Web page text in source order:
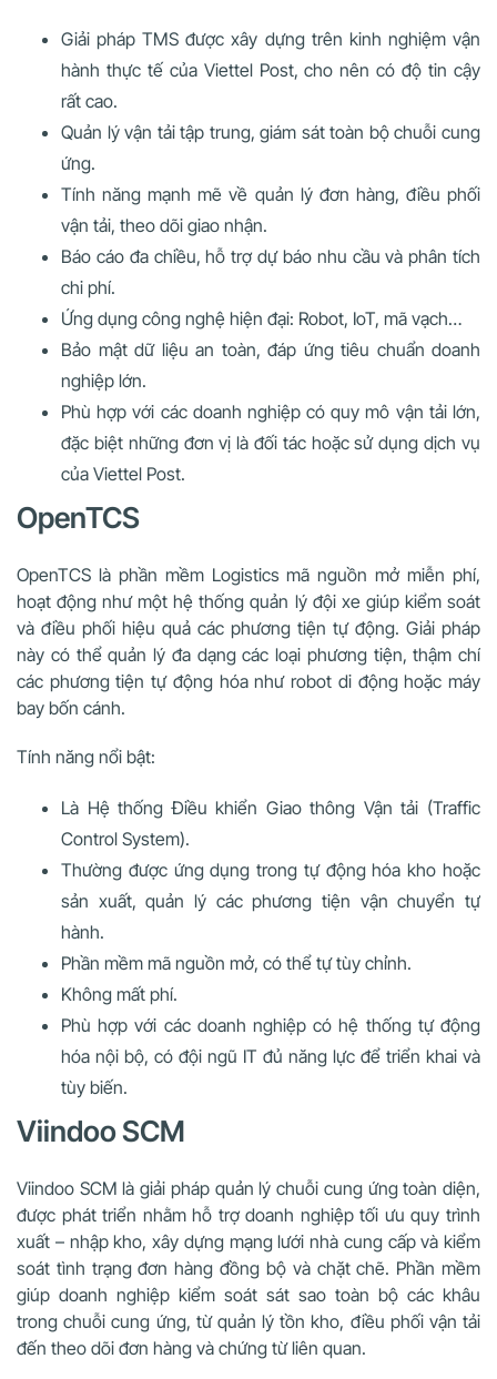
Giải pháp TMS được xây dựng trên kinh nghiệm vận
hành thực tế của Viettel Post, cho nên có độ tin cậy
rất cao.
Quản lý vận tải tập trung, giám sát toàn bộ chuỗi cung
ứng.
Tính năng mạnh mẽ về quản lý đơn hàng, điều phối
vận tải, theo dõi giao nhận.
Báo cáo đa chiều, hỗ trợ dự báo nhu cầu và phân tích
chi phí.
Ứng dụng công nghệ hiện đại: Robot, IoT, mã vạch…
Bảo mật dữ liệu an toàn, đáp ứng tiêu chuẩn doanh
nghiệp lớn.
Phù hợp với các doanh nghiệp có quy mô vận tải lớn,
đặc biệt những đơn vị là đối tác hoặc sử dụng dịch vụ
của Viettel Post.
OpenTCS
OpenTCS là phần mềm Logistics mã nguồn mở miễn phí,
hoạt động như một hệ thống quản lý đội xe giúp kiểm soát
và điều phối hiệu quả các phương tiện tự động. Giải pháp
này có thể quản lý đa dạng các loại phương tiện, thậm chí
các phương tiện tự động hóa như robot di động hoặc máy
bay bốn cánh.
Tính năng nổi bật:
Là Hệ thống Điều khiển Giao thông Vận tải (Traffic
Control System).
Thường được ứng dụng trong tự động hóa kho hoặc
sản xuất, quản lý các phương tiện vận chuyển tự
hành.
Phần mềm mã nguồn mở, có thể tự tùy chỉnh.
Không mất phí.
Phù hợp với các doanh nghiệp có hệ thống tự động
hóa nội bộ, có đội ngũ IT đủ năng lực để triển khai và
tùy biến.
Viindoo SCM
Viindoo SCM là giải pháp quản lý chuỗi cung ứng toàn diện,
được phát triển nhằm hỗ trợ doanh nghiệp tối ưu quy trình
xuất – nhập kho, xây dựng mạng lưới nhà cung cấp và kiểm
soát tình trạng đơn hàng đồng bộ và chặt chẽ. Phần mềm
giúp doanh nghiệp kiểm soát sát sao toàn bộ các khâu
trong chuỗi cung ứng, từ quản lý tồn kho, điều phối vận tải
đến theo dõi đơn hàng và chứng từ liên quan.